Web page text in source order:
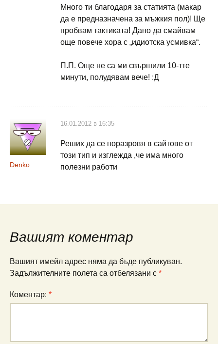
Много ти благодаря за статията (макар
да е предназначена за мъжкия пол)! Ще
пробвам тактиката! Дано да смайвам
още повече хора с „идиотска усмивка“.
П.П. Още не са ми свършили 10-тте
минути, полудявам вече! :Д
Denko
16.01.2012 в 16:35
Реших да се поразровя в сайтове от
този тип и изглежда ,че има много
полезни работи
Вашият коментар
Вашият имейл адрес няма да бъде публикуван.
Задължителните полета са отбелязани с *
Коментар: *